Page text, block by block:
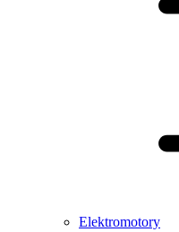
Elektromotory